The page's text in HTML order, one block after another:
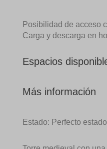
Posibilidad de acceso
Carga y descarga en
Espacios
Más información
Estado: Perfecto